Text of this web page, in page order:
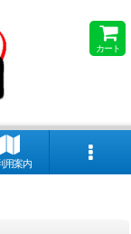
カート
用案内